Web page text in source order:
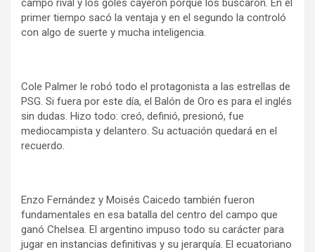
campo rival y los goles cayeron porque los buscaron. En el
primer tiempo sacó la ventaja y en el segundo la controló
con algo de suerte y mucha inteligencia.
Cole Palmer le robó todo el protagonista a las estrellas de
PSG. Si fuera por este día, el Balón de Oro es para el inglés
sin dudas. Hizo todo: creó, definió, presionó, fue
mediocampista y delantero. Su actuación quedará en el
recuerdo.
Enzo Fernández y Moisés Caicedo también fueron
fundamentales en esa batalla del centro del campo que
ganó Chelsea. El argentino impuso todo su carácter para
jugar en instancias definitivas y su jerarquía. El ecuatoriano